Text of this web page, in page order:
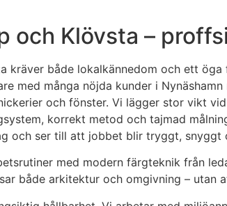
och Klövsta –
kräver både lokalkännedom och ett
med många nöjda kunder i
och fönster. Vi lägger stor vikt
korrekt metod och tajmad
och ser till att jobbet blir tryggt,
med modern färgteknik från
både arkitektur och omgivning –